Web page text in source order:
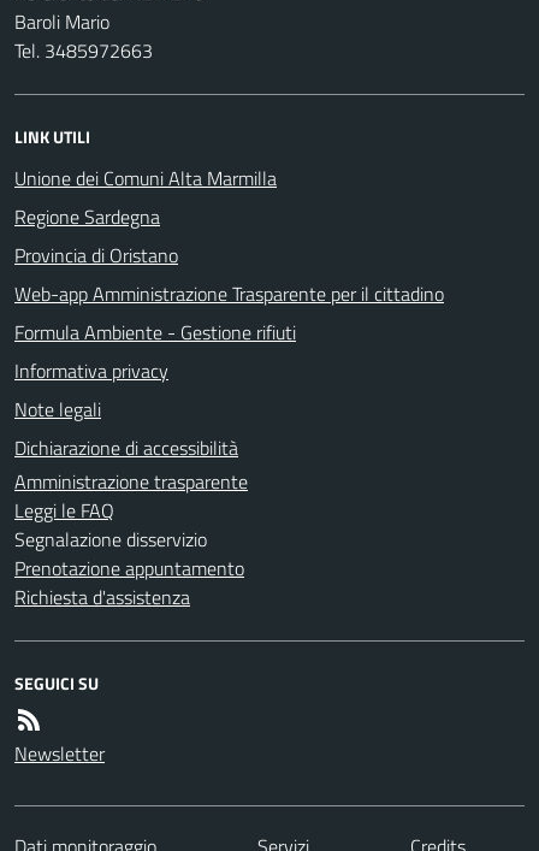
Baroli Mario
Tel. 3485972663
LINK UTILI
Unione dei Comuni Alta Marmilla
Regione Sardegna
Provincia di Oristano
Web-app Amministrazione Trasparente per il cittadino
Formula Ambiente - Gestione rifiuti
Informativa privacy
Note legali
Dichiarazione di accessibilità
Amministrazione trasparente
Leggi le FAQ
Segnalazione disservizio
Prenotazione appuntamento
Richiesta d'assistenza
SEGUICI SU
Newsletter